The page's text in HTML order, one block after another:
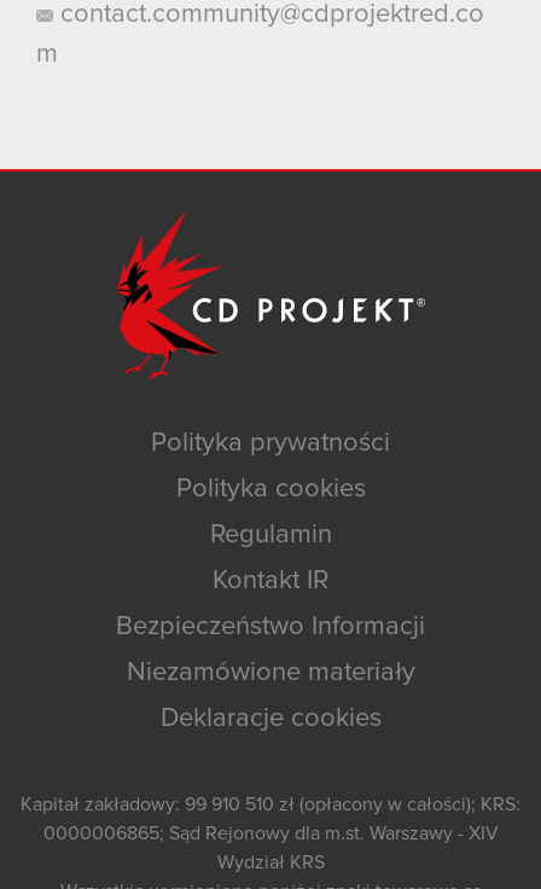
contact.community@cdprojektred.co
m
Polityka prywatności
Polityka cookies
Regulamin
Kontakt IR
Bezpieczeństwo Informacji
Niezamówione materiały
Deklaracje cookies
Kapitał zakładowy: 99 910 510 zł (opłacony w całości); KRS:
0000006865; Sąd Rejonowy dla m.st. Warszawy - XIV
Wydział KRS